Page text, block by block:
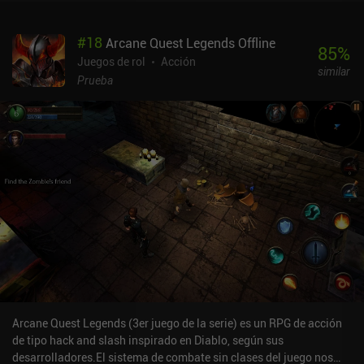
ranuras adicionales para el personaje y un arma potente. El
principal inconveniente del juego es que el joystick de control es un
poco demasiado sensible, y no hay forma de cambiar la
#18 Arcane Quest Legends Offline
Juegos de rol
Acción
Prueba
85%
similar
Arcane Quest Legends (3er juego de la serie) es un RPG de acción
de tipo hack and slash inspirado en Diablo, según sus
desarrolladores.El sistema de combate sin clases del juego nos